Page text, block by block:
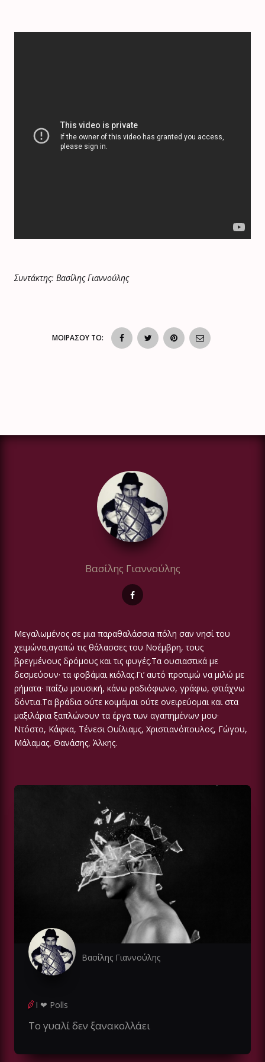
Συντάκτης: Βασίλης Γιαννούλης
ΜΟΙΡΑΣΟΥ ΤΟ:
Βασίλης Γιαννούλης
Μεγαλωμένος σε μια παραθαλάσσια πόλη σαν νησί του
χειμώνα,αγαπώ τις θάλασσες του Νοέμβρη, τους
βρεγμένους δρόμους και τις φυγές.Τα ουσιαστικά με
δεσμεύουν· τα φοβάμαι κιόλας.Γι’ αυτό προτιμώ να μιλώ με
ρήματα· παίζω μουσική, κάνω ραδιόφωνο, γράφω, φτιάχνω
δόντια.Τα βράδια ούτε κοιμάμαι ούτε ονειρεύομαι και στα
μαξιλάρια ξαπλώνουν τα έργα των αγαπημένων μου·
Ντόστο, Κάφκα, Τένεσι Ουίλιαμς, Χριστιανόπουλος, Γώγου,
Μάλαμας, Θανάσης, Άλκης.
Βασίλης Γιαννούλης
I ❤ Polls
To γυαλί δεν ξανακολλάει